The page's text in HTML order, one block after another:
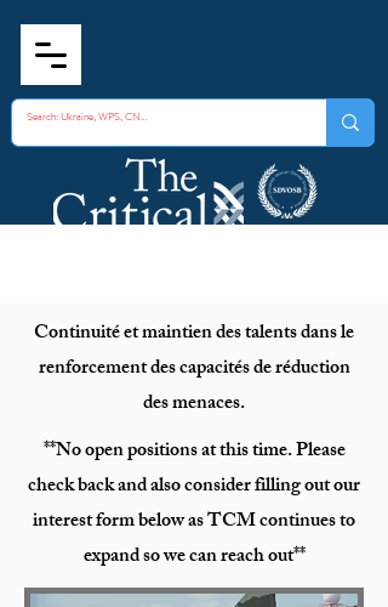
Continuité et maintien des talents dans le
renforcement des capacités de réduction
des menaces.
**No open positions at this time. Please
check back and also consider filling out our
interest form below as TCM continues to
expand so we can reach out**